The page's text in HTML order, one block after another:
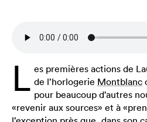
L es premières actions de
de l’horlogerie Montblanc
pour beaucoup d’autres
«revenir aux sources» et à